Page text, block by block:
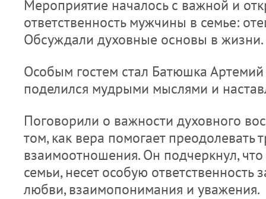
Мероприятие началось с важной и
ответственность мужчины в семье:
Обсуждали духовные основы в жизни.
Особым гостем стал Батюшка
поделился мудрыми мыслями и
Поговорили о важности духовного
том, как вера помогает преодолевать
взаимоотношения. Он подчеркнул,
семьи, несет особую ответственность
любви, взаимопонимания и уважения.